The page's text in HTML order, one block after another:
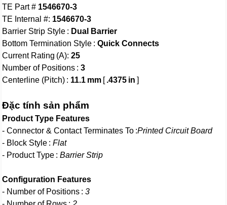
TE Part # 1546670-3
TE Internal #: 1546670-3
Barrier Strip Style : Dual Barrier
Bottom Termination Style :Quick Connects
Current Rating (A):25
Number of Positions :3
Centerline (Pitch) : 11.1 mm [.4375 in ]
Đặc tính sản phẩm
Product Type Features
- Connector & Contact Terminates To :Printed Circuit Board
- Block Style :Flat
- Product Type :Barrier Strip
Configuration Features
- Number of Positions :3